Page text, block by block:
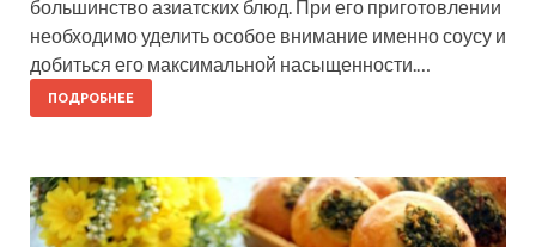
большинство азиатских блюд. При его приготовлении
необходимо уделить особое внимание именно соусу и
добиться его максимальной насыщенности.…
ПОДРОБНЕЕ